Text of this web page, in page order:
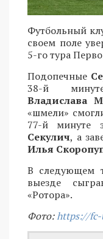
Футбольный
своем поле
5-го тура
Подопечные
38-й
Владислава
«шмели»
77-й минуте
Секулич, а
Илья
В следующем
выезде
«Ротора».
Фото:https://